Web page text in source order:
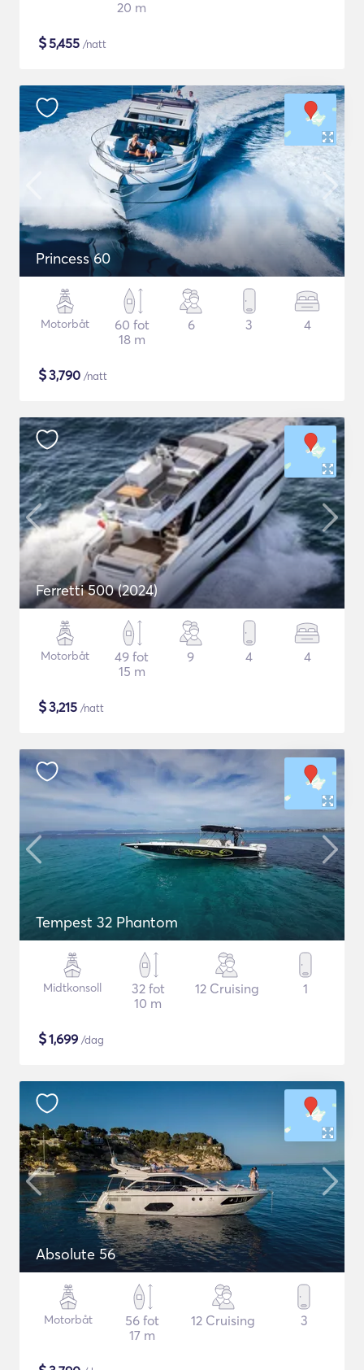
20 m
$5,455 /natt
Princess 60
Motorbåt
60 fot
18 m
6 3 4
$3,790 /natt
Ferretti 500 (2024)
Motorbåt
49 fot
15 m
9 4 4
$3,215 /natt
Tempest 32 Phantom
Midtkonsoll
32 fot
10 m
12 Cruising 1
$1,699 /dag
Absolute 56
Motorbåt
56 fot
17 m
12 Cruising 3